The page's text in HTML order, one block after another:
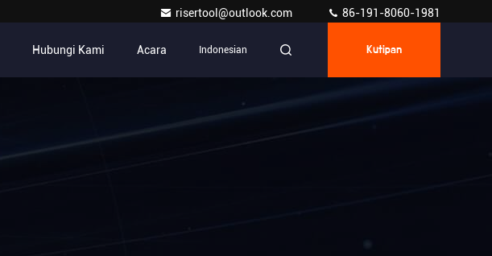
risertool@outlook.com 86-191-8060-1981
Hubungi Kami Acara Indonesian Kutipan